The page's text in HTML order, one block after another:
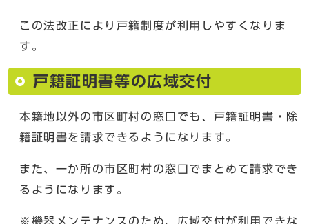
この法改正により戸籍制度が利用しやすくなりま
す。
戸籍証明書等の広域交付
本籍地以外の市区町村の窓口でも、戸籍証明書・除
籍証明書を請求できるようになります。
また、一か所の市区町村の窓口でまとめて請求でき
るようになります。
※機器メンテナンスのため、広域交付が利用できな